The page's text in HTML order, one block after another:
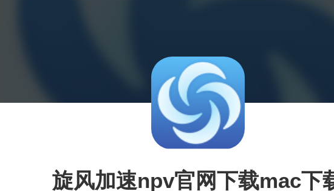
旋风加速npv官网下载mac下